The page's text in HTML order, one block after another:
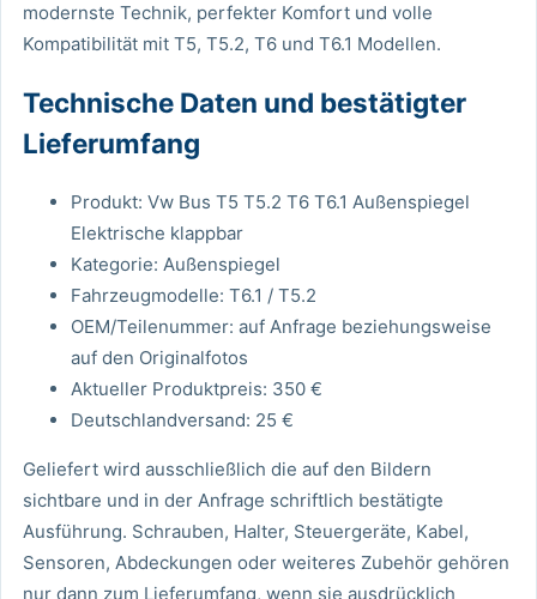
modernste Technik, perfekter Komfort und volle
Kompatibilität mit T5, T5.2, T6 und T6.1 Modellen.
Technische Daten und bestätigter
Lieferumfang
Produkt: Vw Bus T5 T5.2 T6 T6.1 Außenspiegel
Elektrische klappbar
Kategorie: Außenspiegel
Fahrzeugmodelle: T6.1 / T5.2
OEM/Teilenummer: auf Anfrage beziehungsweise
auf den Originalfotos
Aktueller Produktpreis: 350 €
Deutschlandversand: 25 €
Geliefert wird ausschließlich die auf den Bildern
sichtbare und in der Anfrage schriftlich bestätigte
Ausführung. Schrauben, Halter, Steuergeräte, Kabel,
Sensoren, Abdeckungen oder weiteres Zubehör gehören
nur dann zum Lieferumfang, wenn sie ausdrücklich